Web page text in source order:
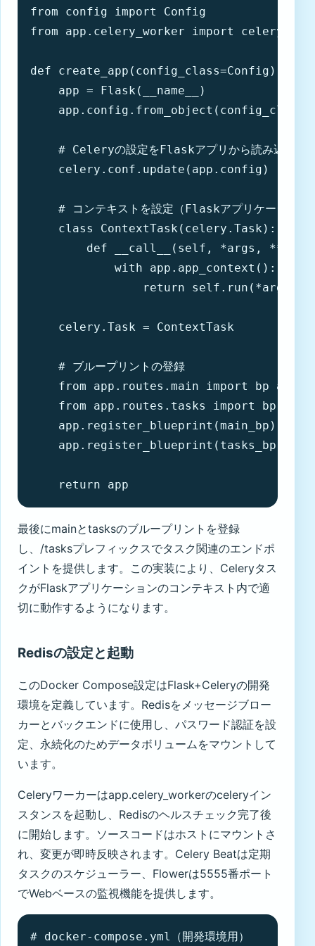
from config import Config
from app.celery_worker import celery
def create_app(config_class=Config):
    app = Flask(__name__)
    app.config.from_object(config_class)
    # Celeryの設定をFlaskアプリから読み込む
    celery.conf.update(app.config)
# コンテキストを設定（Flaskアプリケーション
    class ContextTask(celery.Task):
def __call__(self, *args,
            with app.app_context():
return self.run(*args,
    celery.Task = ContextTask
    # ブループリントの登録
from app.routes.main import bp as
from app.routes.tasks import bp as
    app.register_blueprint(main_bp)
app.register_blueprint(tasks_bp,
    return app
最後にmainとtasksのブループリントを登録
し、/tasksプレフィックスでタスク関連のエンドポ
イントを提供します。この実装により、Celeryタス
クがFlaskアプリケーションのコンテキスト内で適
切に動作するようになります。
Redisの設定と起動
このDocker Compose設定はFlask+Celeryの開発
環境を定義しています。Redisをメッセージブロー
カーとバックエンドに使用し、パスワード認証を設
定、永続化のためデータボリュームをマウントして
います。
Celeryワーカーはapp.celery_workerのceleryイン
スタンスを起動し、Redisのヘルスチェック完了後
に開始します。ソースコードはホストにマウントさ
れ、変更が即時反映されます。Celery Beatは定期
タスクのスケジューラー、Flowerは5555番ポート
でWebベースの監視機能を提供します。
# docker-compose.yml（開発環境用）